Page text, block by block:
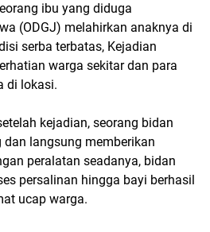
ibu yang diduga
(ODGJ) melahirkan anaknya di
serba terbatas, Kejadian
warga sekitar dan para
di lokasi.
kejadian, seorang bidan
langsung memberikan
peralatan seadanya, bidan
persalinan hingga bayi berhasil
ucap warga.